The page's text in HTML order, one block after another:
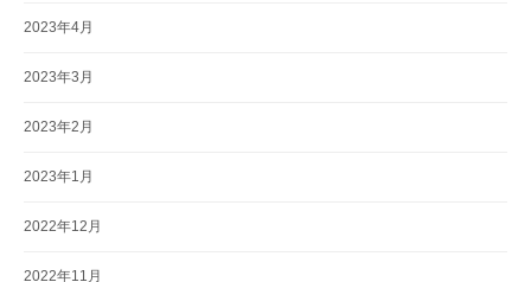
2023年4月
2023年3月
2023年2月
2023年1月
2022年12月
2022年11月